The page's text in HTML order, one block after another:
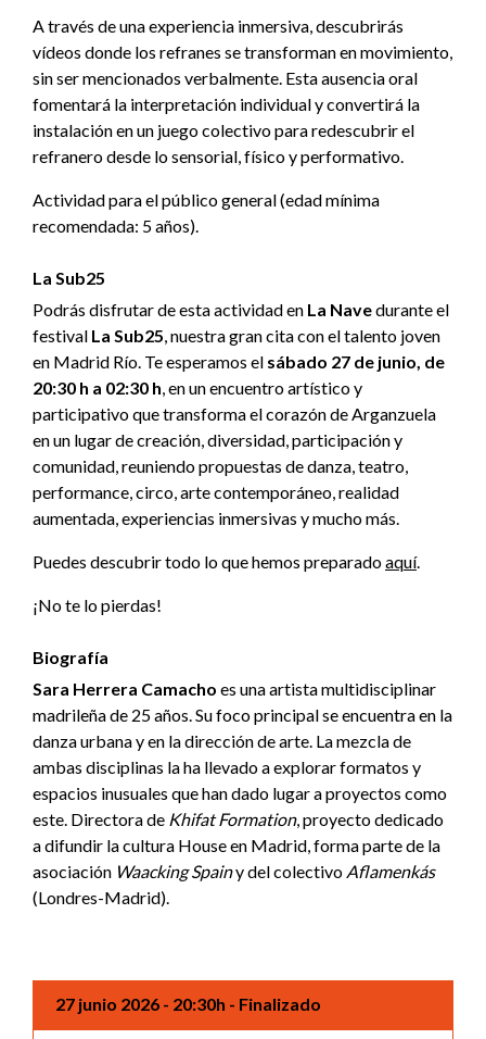
A través de una experiencia inmersiva, descubrirás
vídeos donde los refranes se transforman en movimiento,
sin ser mencionados verbalmente. Esta ausencia oral
fomentará la interpretación individual y convertirá la
instalación en un juego colectivo para redescubrir el
refranero desde lo sensorial, físico y performativo.
Actividad para el público general (edad mínima
recomendada: 5 años).
La Sub25
Podrás disfrutar de esta actividad en La Navedurante el
festival La Sub25 , nuestra gran cita con el talento joven
en Madrid Río. Te esperamos el sábado 27 de junio, de
20:30 h a 02:30 h , en un encuentro artístico y
participativo que transforma el corazón de Arganzuela
en un lugar de creación, diversidad, participación y
comunidad, reuniendo propuestas de danza, teatro,
performance, circo, arte contemporáneo, realidad
aumentada, experiencias inmersivas y mucho más.
Puedes descubrir todo lo que hemos preparadoaquí.
¡No te lo pierdas!
Biografía
Sara Herrera Camacho es una artista multidisciplinar
madrileña de 25 años. Su foco principal se encuentra en la
danza urbana y en la dirección de arte. La mezcla de
ambas disciplinas la ha llevado a explorar formatos y
espacios inusuales que han dado lugar a proyectos como
este. Directora de Khifat Formation, proyecto dedicado
a difundir la cultura House en Madrid, forma parte de la
asociación Waacking Spainy del colectivo Aflamenkás
(Londres-Madrid).
27 junio 2026 - 20:30h - Finalizado